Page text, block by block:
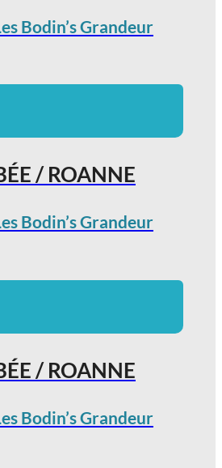
Bodin’s Grandeur
/ ROANNE
Bodin’s Grandeur
/ ROANNE
Bodin’s Grandeur